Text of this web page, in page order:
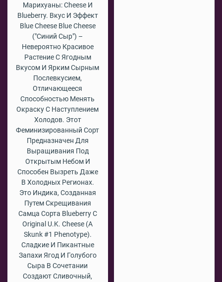
Марихуаны: Cheese И
Blueberry. Вкус И Эффект
Blue Cheese Blue Cheese
("Синий Сыр") –
Невероятно Красивое
Растение С Ягодным
Вкусом И Ярким Сырным
Послевкусием,
Отличающееся
Способностью Менять
Окраску С Наступлением
Холодов. Этот
Феминизированный Сорт
Предназначен Для
Выращивания Под
Открытым Небом И
Способен Вызреть Даже
В Холодных Регионах.
Это Индика, Созданная
Путем Скрещивания
Самца Сорта Blueberry С
Original U.K. Cheese (a
Skunk #1 Phenotype).
Сладкие И Пикантные
Запахи Ягод И Голубого
Сыра В Сочетании
Создают Сливочный,